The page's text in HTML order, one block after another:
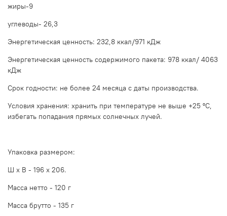
жиры-9
углеводы- 26,3
Энергетическая ценность: 232,8 ккал/971 кДж
Энергетическая ценность содержимого пакета: 978 ккал/ 4063
кДж
Срок годности: не более 24 месяца с даты производства.
Условия хранения: хранить при температуре не выше +25 ºС,
избегать попадания прямых солнечных лучей.
Упаковка размером:
Ш х В - 196 х 206.
Масса нетто - 120 г
Масса брутто - 135 г